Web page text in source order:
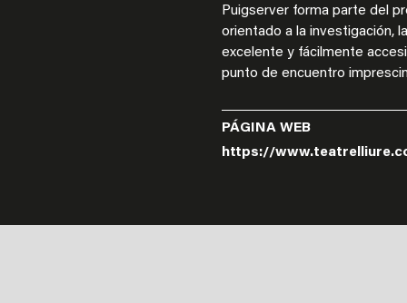
Puigserver forma parte del
orientado a la investigación,
excelente y fácilmente
punto de encuentro
PÁGINA WEB
https://